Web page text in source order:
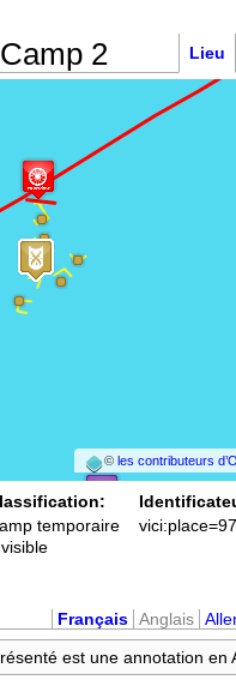
2 Lieu
©les contributeurs
temporaire
Français Anglais
est une annotation en